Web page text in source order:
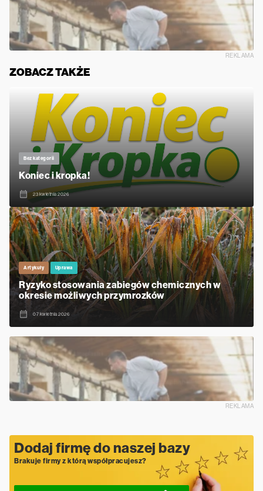
REKLAMA
ZOBACZ TAKŻE
Bez kategorii
Koniec i kropka!
23 kwietnia 2026
Artykuły Uprawa
Ryzyko stosowania zabiegów chemicznych w
okresie możliwych przymrozków
07 kwietnia 2026
REKLAMA
Dodaj firmę do naszej bazy
Brakuje firmy z którą współpracujesz?